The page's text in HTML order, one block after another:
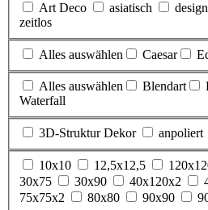
Art Deco asiatisch
zeitlos
Alles auswählen Caesar
Alles auswählen Blendart
Waterfall
3D-Struktur Dekor anpoliert
10x10 12,5x12,5
30x75
30x90 40x120x2
75x75x2
80x80 90x90